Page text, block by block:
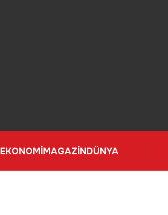
EKONOMİMAGAZİNDÜNYA